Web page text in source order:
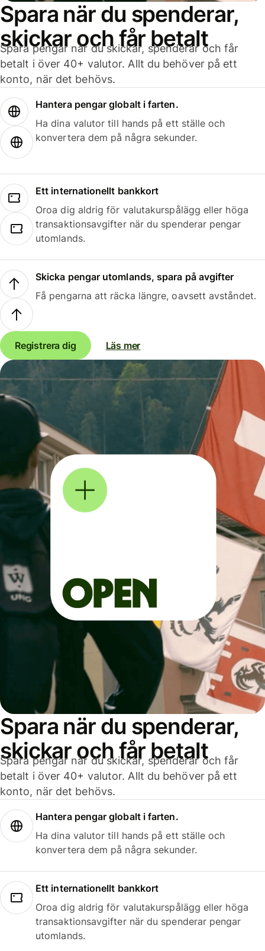
Spara när du spenderar,
skickar och får betalt
Spara pengar när du skickar, spenderar och får
betalt i över 40+ valutor. Allt du behöver på ett
konto, när det behövs.
Hantera pengar globalt i farten.
Ha dina valutor till hands på ett ställe och
konvertera dem på några sekunder.
Ett internationellt bankkort
Oroa dig aldrig för valutakurspålägg eller höga
transaktionsavgifter när du spenderar pengar
utomlands.
Skicka pengar utomlands, spara på avgifter
Få pengarna att räcka längre, oavsett avståndet.
Registrera dig Läs mer
Spara när du spenderar,
skickar och får betalt
Spara pengar när du skickar, spenderar och får
betalt i över 40+ valutor. Allt du behöver på ett
konto, när det behövs.
Hantera pengar globalt i farten.
Ha dina valutor till hands på ett ställe och
konvertera dem på några sekunder.
Ett internationellt bankkort
Oroa dig aldrig för valutakurspålägg eller höga
transaktionsavgifter när du spenderar pengar
utomlands.